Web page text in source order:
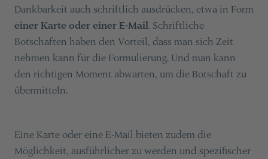
Dankbarkeit auch schriftlich ausdrücken, etwa in Form
einer Karte oder einer E-Mail. Schriftliche
Botschaften haben den Vorteil, dass man sich Zeit
nehmen kann für die Formulierung. Und man kann
den richtigen Moment abwarten, um die Botschaft zu
übermitteln.
Eine Karte oder eine E-Mail bieten zudem die
Möglichkeit, ausführlicher zu werden und spezifischer